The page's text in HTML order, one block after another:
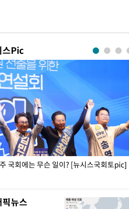
스Pic
국회에는 무슨 일이? [뉴시스국회토pic]
뉴스